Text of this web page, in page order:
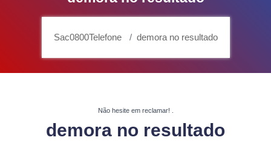
Sac0800Telefone demora no resultado
Não hesite em reclamar!
demora no resultado